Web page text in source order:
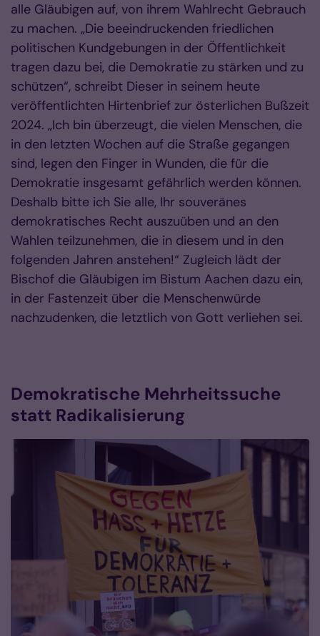
alle Gläubigen auf, von ihrem Wahlrecht Gebrauch
zu machen. „Die beeindruckenden friedlichen
politischen Kundgebungen in der Öffentlichkeit
tragen dazu bei, die Demokratie zu stärken und zu
schützen“, schreibt Dieser in seinem heute
veröffentlichten Hirtenbrief zur österlichen Bußzeit
2024. „Ich bin überzeugt, die vielen Menschen, die
in den letzten Wochen auf die Straße gegangen
sind, legen den Finger in Wunden, die für die
Demokratie insgesamt gefährlich werden können.
Deshalb bitte ich Sie alle, Ihr souveränes
demokratisches Recht auszuüben und an den
Wahlen teilzunehmen, die in diesem und in den
folgenden Jahren anstehen!“ Zugleich lädt der
Bischof die Gläubigen im Bistum Aachen dazu ein,
in der Fastenzeit über die Menschenwürde
nachzudenken, die letztlich von Gott verliehen sei.
Demokratische Mehrheitssuche
statt Radikalisierung